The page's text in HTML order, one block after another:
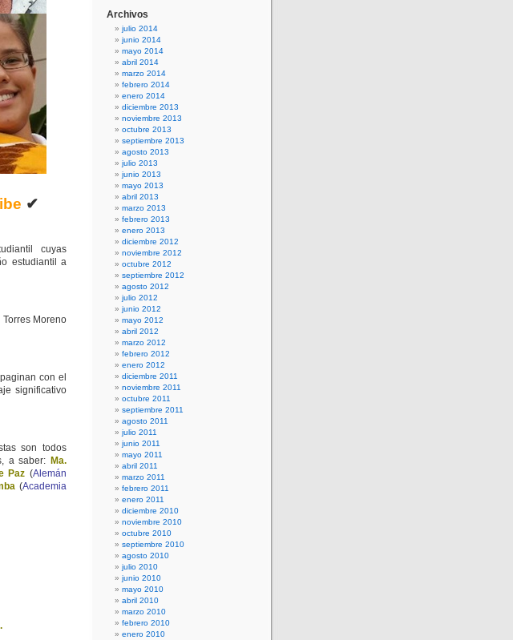
✔
cuyas
estudiantil a
Moreno
con el
significativo
son todos
a saber: Ma.
Paz (Alemán
(Academia
Archivos
julio 2014
junio 2014
mayo 2014
abril 2014
marzo 2014
febrero 2014
enero 2014
diciembre 2013
noviembre 2013
octubre 2013
septiembre 2013
agosto 2013
julio 2013
junio 2013
mayo 2013
abril 2013
marzo 2013
febrero 2013
enero 2013
diciembre 2012
noviembre 2012
octubre 2012
septiembre 2012
agosto 2012
julio 2012
junio 2012
mayo 2012
abril 2012
marzo 2012
febrero 2012
enero 2012
diciembre 2011
noviembre 2011
octubre 2011
septiembre 2011
agosto 2011
julio 2011
junio 2011
mayo 2011
abril 2011
marzo 2011
febrero 2011
enero 2011
diciembre 2010
noviembre 2010
octubre 2010
septiembre 2010
agosto 2010
julio 2010
junio 2010
mayo 2010
abril 2010
marzo 2010
febrero 2010
enero 2010